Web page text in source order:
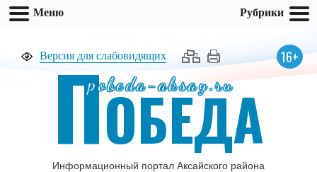
Версия для слабовидящих 16+
pobeda-aksay.ru
ПОБЕДА
Информационный портал Аксайского района
Меню Рубрики